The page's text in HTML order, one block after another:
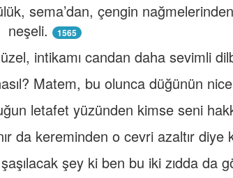
sema’dan, çengin
neşeli.
1565
intikamı candan daha sevimli
Matem, bu olunca düğünün
letafet yüzünden kimse seni
da kereminden o cevri azaltır diye
şey ki ben bu iki zıdda da